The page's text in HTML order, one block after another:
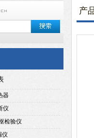
器
仪
检验仪
仪
产